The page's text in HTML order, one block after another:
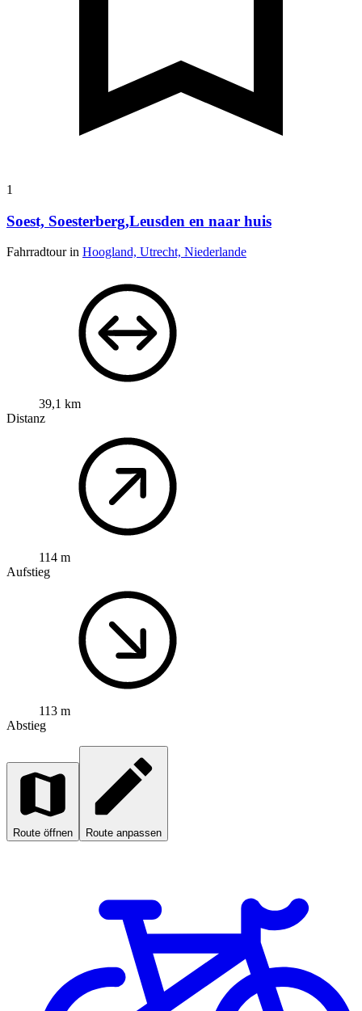
1
Soest, Soesterberg,Leusden en naar huis
Fahrradtour in Hoogland, Utrecht, Niederlande
39,1 km
Distanz
114 m
Aufstieg
113 m
Abstieg
Route öffnen Route anpassen